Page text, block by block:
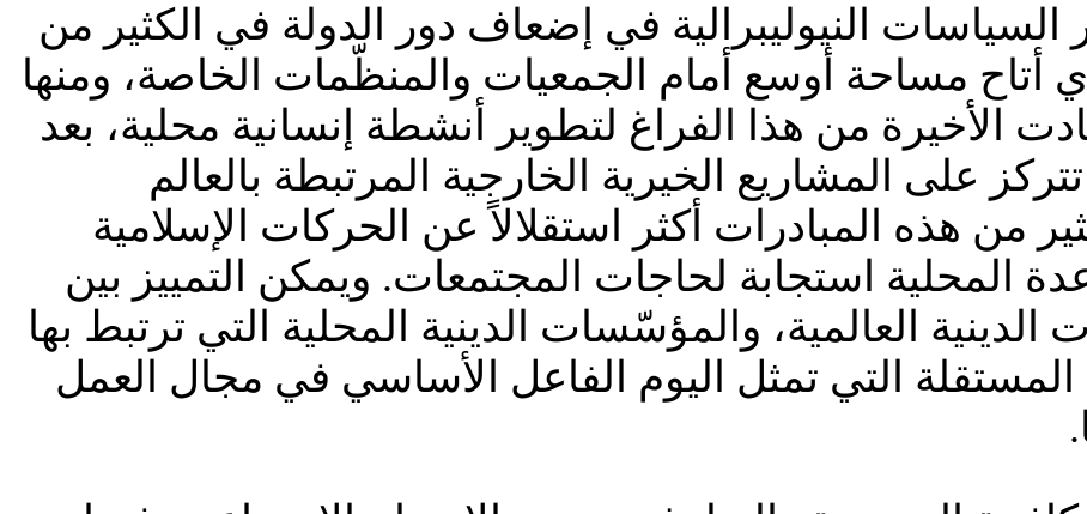
النيوليبرالية في إضعاف دور الدولة في الكثير من
أتاح مساحة أوسع أمام الجمعيات والمنظّمات الخاصة، ومنها
الأخيرة من هذا الفراغ لتطوير أنشطة إنسانية محلية، بعد
على المشاريع الخيرية الخارجية المرتبطة بالعالم
من هذه المبادرات أكثر استقلالاً عن الحركات الإسلامية
المحلية استجابة لحاجات المجتمعات. ويمكن التمييز بين
العالمية، والمؤسّسات الدينية المحلية التي ترتبط بها
المستقلة التي تمثل اليوم الفاعل الأساسي في مجال العمل